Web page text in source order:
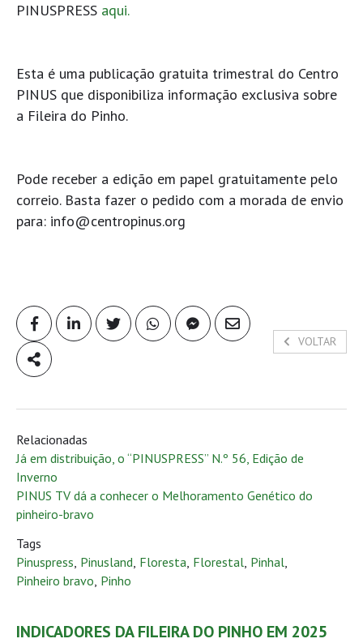
PINUSPRESS aqui.
Esta é uma publicação gratuita trimestral do Centro
PINUS que disponibiliza informação exclusiva sobre
a Fileira do Pinho.
Pode receber a edição em papel gratuitamente pelo
correio. Basta fazer o pedido com a morada de envio
para: info@centropinus.org
VOLTAR
Relacionadas
Já em distribuição, o “PINUSPRESS” N.º 56, Edição de
Inverno
PINUS TV dá a conhecer o Melhoramento Genético do
pinheiro-bravo
Tags
Pinuspress, Pinusland, Floresta, Florestal, Pinhal,
Pinheiro bravo, Pinho
INDICADORES DA FILEIRA DO PINHO EM 2025